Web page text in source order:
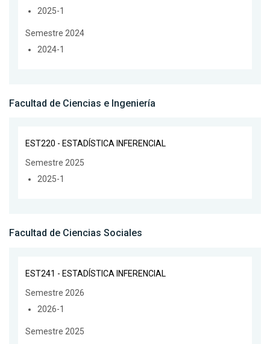
2025-1
Semestre 2024
2024-1
Facultad de Ciencias e Ingeniería
EST220 - ESTADÍSTICA INFERENCIAL
Semestre 2025
2025-1
Facultad de Ciencias Sociales
EST241 - ESTADÍSTICA INFERENCIAL
Semestre 2026
2026-1
Semestre 2025